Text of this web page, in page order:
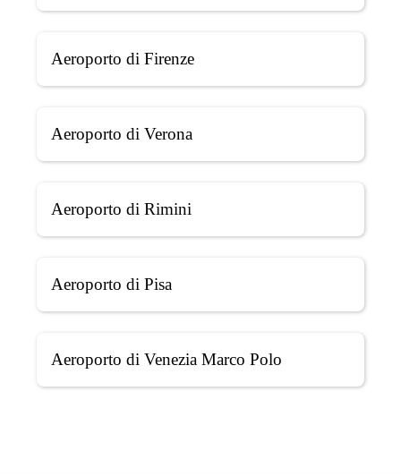
Aeroporto di Firenze
Aeroporto di Verona
Aeroporto di Rimini
Aeroporto di Pisa
Aeroporto di Venezia Marco Polo